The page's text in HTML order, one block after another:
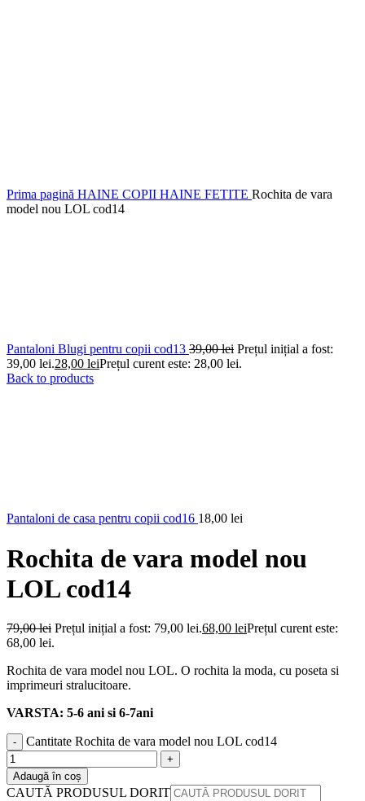
Prima pagină HAINE COPII HAINE FETITE Rochita de vara
model nou LOL cod14
Pantaloni Blugi pentru copii cod13 39,00lei Prețul inițial a fost:
39,00 lei.28,00 leiPrețul curent este: 28,00 lei.
Back to products
Pantaloni de casa pentru copii cod16 18,00 lei
Rochita de vara model nou
LOL cod14
79,00lei Prețul inițial a fost: 79,00 lei.68,00 leiPrețul curent este:
68,00 lei.
Rochita de vara model nou LOL. O rochita la moda, cu poseta si
imprimeuri stralucitoare.
VARSTA: 5-6 ani si 6-7ani
Cantitate Rochita de vara model nou LOL cod14
Adaugă în coș
CAUTĂ PRODUSUL DORIT